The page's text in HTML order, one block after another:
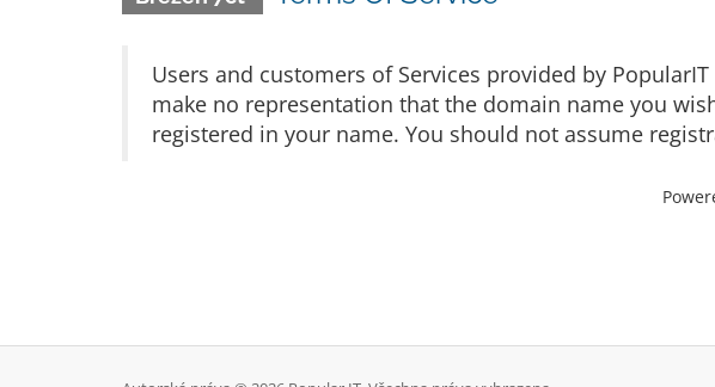
Users and customers of Services provided by
make no representation that the domain name you
registered in your name. You should not assume